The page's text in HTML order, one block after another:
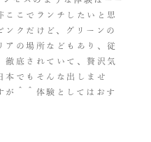
ここでランチしたいと思
ンクだけど、グリーンの
アの場所などもあり、従
徹底されていて、贅沢気
本でもそんな出しませ
が＾＾体験としてはおす